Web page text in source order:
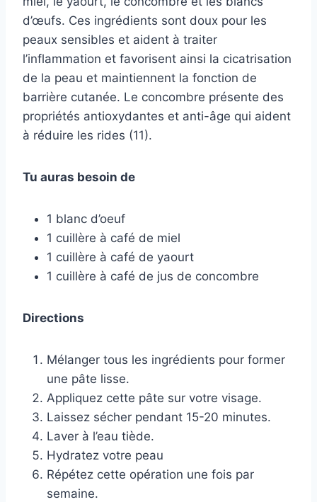
d’œufs. Ces ingrédients sont doux pour les
peaux sensibles et aident à traiter
l’inflammation et favorisent ainsi la cicatrisation
de la peau et maintiennent la fonction de
barrière cutanée. Le concombre présente des
propriétés antioxydantes et anti-âge qui aident
à réduire les rides (11).
Tu auras besoin de
1 blanc d’oeuf
1 cuillère à café de miel
1 cuillère à café de yaourt
1 cuillère à café de jus de concombre
Directions
Mélanger tous les ingrédients pour former
une pâte lisse.
Appliquez cette pâte sur votre visage.
Laissez sécher pendant 15-20 minutes.
Laver à l’eau tiède.
Hydratez votre peau
Répétez cette opération une fois par
semaine.